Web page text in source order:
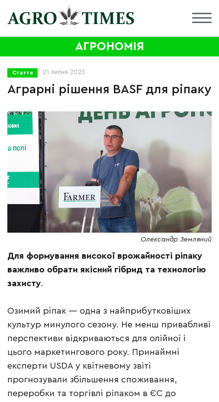
АГРОНОМІЯ
Стаття 21 липня 2023
Аграрні рішення BASF для ріпаку
Олександр Земляний
Для формування високої врожайності ріпаку
важливо обрати якісний гібрид та технологію
захисту.
Озимий ріпак — одна з найприбутковіших
культур минулого сезону. Не менш привабливі
перспективи відкриваються для олійної і
цього маркетингового року. Принаймні
експерти USDA у квітневому звіті
прогнозували збільшення споживання,
переробки та торгівлі ріпаком в ЄС до